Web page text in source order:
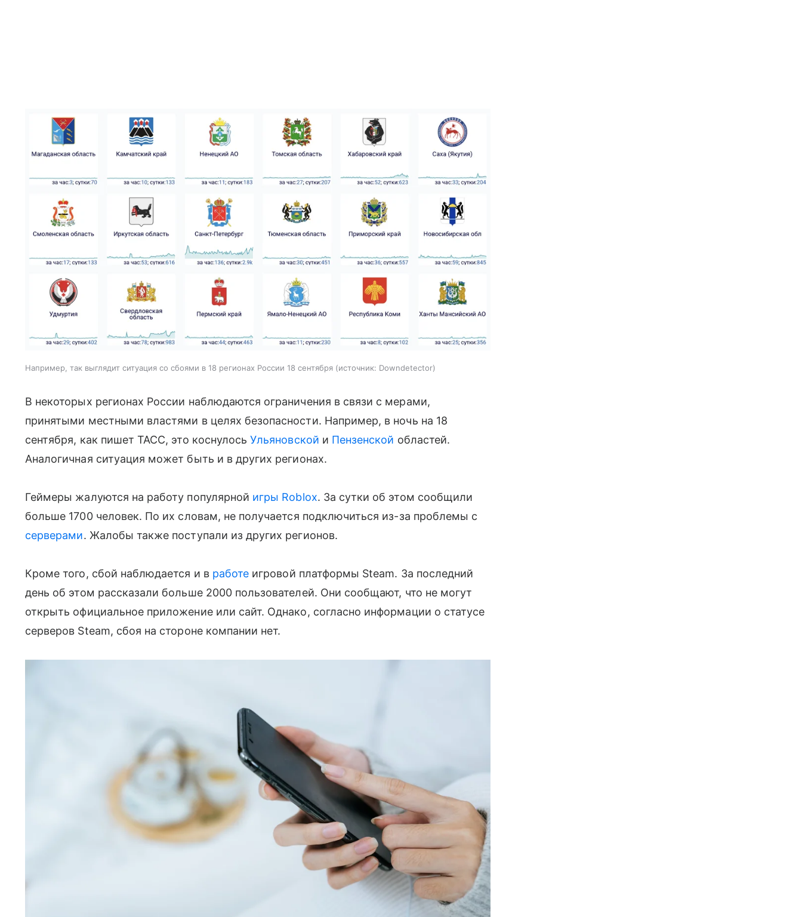
Например, так выглядит ситуация со сбоями в 18 регионах России 18 сентября источник: Downdetector
В некоторых регионах России наблюдаются ограничения в связи с мерами,
принятыми местными властями в целях безопасности. Например, в ночь на 18
сентября, как пишет ТАСС, это коснулосьУльяновской и Пензенской областей.
Аналогичная ситуация может быть и в других регионах.
Геймеры жалуются на работу популярной игры Roblox. За сутки об этом сообщили
больше 1700 человек. По их словам, не получается подключиться из-за проблемы с
серверами. Жалобы также поступали из других регионов.
Кроме того, сбой наблюдается и в работе игровой платформы Steam. За последний
день об этом рассказали больше 2000 пользователей. Они сообщают, что не могут
открыть официальное приложение или сайт. Однако, согласно информации о статусе
серверов Steam, сбоя на стороне компании нет.